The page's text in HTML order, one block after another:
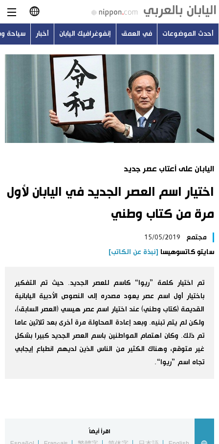
日本語
English
简体字
繁體字
Русский
اليابان في فيديو
علوم وتكنولوجيا
الأقسام
صور
الأكثر تفاعلا
أحدث الموضوعات في العمق إنفوغرافيك اليابان أخبار سياحة
اليابان على أعتاب عصر جديد
اختيار اسم العصر الجديد في اليابان لأول
مرة من كتاب وطني
مجتمع
15/05/2019
سايتو كاتسوهيسا [نبذة عن الكاتب]
تم اختيار كلمة ”ريوا“ كاسم للعصر الجديد. حيث تم التفكير
باختيار أول اسم عصر يعود مصدره إلى النصوص الأدبية اليابانية
القديمة (كتاب وطني) عند اختيار اسم عصر هيسي (العصر السابق)،
ولكن لم يتم تبنيه. وبعد إعادة المحاولة مرة أخرى بعد ثلاثين عاما
تم ذلك. وكان اهتمام المواطنين باسم العصر الجديد كبيرا بشكل
غير متوقع، وهناك الكثير من الناس الذين لديهم انطباع إيجابي
تجاه اسم ”ريوا“.
اقرأ أيضاً